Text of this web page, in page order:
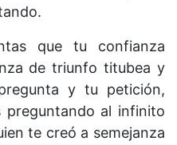
que tu confianza
de triunfo titubea y
y tu petición,
preguntando al infinito
te creó a semejanza